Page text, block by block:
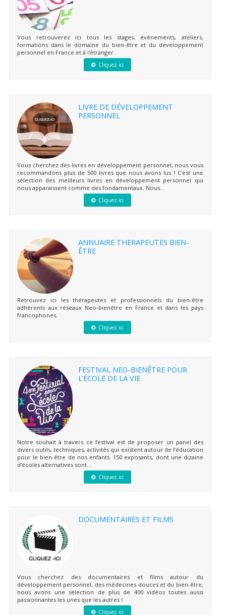
Vous retrouverez ici tous les stages, événements, ateliers,
formations dans le domaine du bien-être et du développement
personnel en France et à l'étranger.
Cliquez ici
LIVRE DE DÉVELOPPEMENT
PERSONNEL
Vous cherchez des livres en développement personnel, nous vous
recommandons plus de 500 livres que nous avons lus ! C'est une
sélection des meilleurs livres en développement personnel qui
nous apparaissent comme des fondamentaux. Nous...
Cliquez ici
ANNUAIRE THERAPEUTES BIEN-
ÊTRE
Retrouvez ici les thérapeutes et professionnels du bien-être
adhérents aux réseaux Neo-bienêtre en France et dans les pays
francophones.
Cliquez ici
FESTIVAL NEO-BIENÊTRE POUR
L’ÉCOLE DE LA VIE
Notre souhait à travers ce festival est de proposer un panel des
divers outils, techniques, activités qui existent autour de l’éducation
pour le bien-être de nos enfants. 150 exposants, dont une dizaine
d’écoles alternatives sont...
Cliquez ici
DOCUMENTAIRES ET FILMS
Vous cherchez des documentaires et films autour du
développement personnel, des médecines douces et du bien-être,
nous avons une sélection de plus de 400 vidéos toutes aussi
passionnantes les unes que les autres !
Cliquez ici